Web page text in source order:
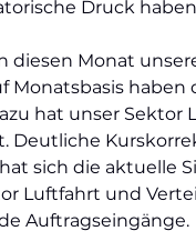
Druck
diesen Monat
Monatsbasis
hat unser
Deutliche
sich die
Luftfahrt und
Auftragseingänge.